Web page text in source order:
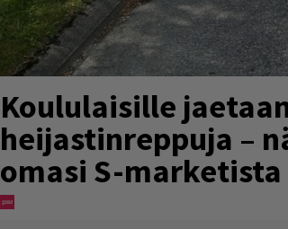
Koululaisille
heijastinreppuja –
omasi S-marketista